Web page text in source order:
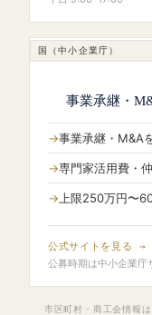
国（中小企業庁）
事業承継・
事業承継・M&A
専門家活用費・
上限250万円〜
公式サイトを見る →
公募時期は中小企業庁
市区町村・商工会情報